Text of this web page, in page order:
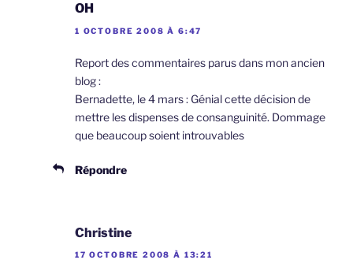
OH
1 OCTOBRE 2008 À 6:47
Report des commentaires parus dans mon ancien
blog :
Bernadette, le 4 mars : Génial cette décision de
mettre les dispenses de consanguinité. Dommage
que beaucoup soient introuvables
Répondre
Christine
17 OCTOBRE 2008 À 13:21